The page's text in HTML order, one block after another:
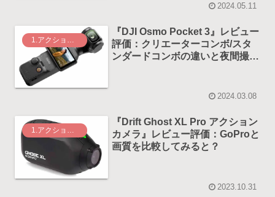
2024.05.11
『DJI Osmo Pocket 3』レビュー
評価：クリエーターコンボ/スタ
ンダードコンボの違いと夜間撮影
2024.03.08
1.アクションカメラ
『Drift Ghost XL Pro アクション
カメラ』レビュー評価：GoProと
画質を比較してみると？
2023.10.31